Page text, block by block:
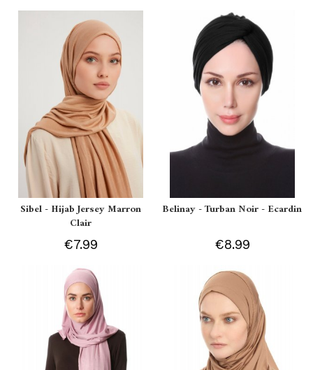
Sibel - Hijab Jersey Marron
Clair
€7.99
Belinay - Turban Noir - Ecardin
€8.99